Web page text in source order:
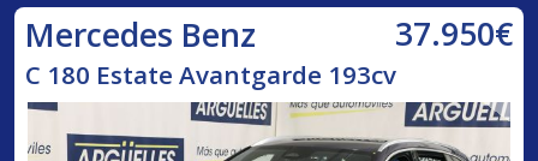
Mercedes Benz 37.950€
C 180 Estate Avantgarde 193cv